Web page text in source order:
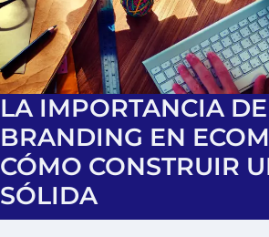
LA IMPORTANCIA
BRANDING EN
CÓMO CONSTRUIR
SÓLIDA